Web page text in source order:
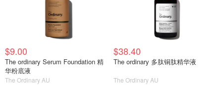
$9.00
The ordinary Serum Foundation 精
华粉底液
The Ordinary AU
$38.40
The ordinary 多肽铜肽精华液
The Ordinary AU